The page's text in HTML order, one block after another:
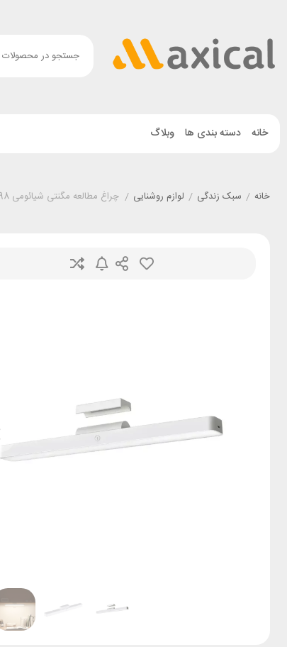
خانه دسته بندی ها وبلاگ
خانه / سبک زندگی / لوازم روشنایی / چراغ مطالعه مگنتی شیائومی Xiaomi Magnetic Reading Light Bar 9290041698